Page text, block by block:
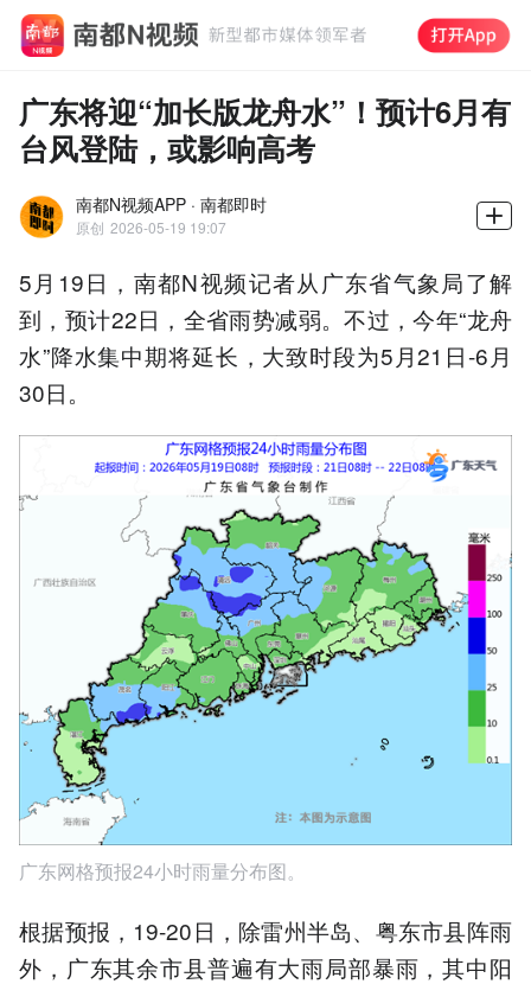
广东将迎“加长版龙舟水”！预计6月有
台风登陆，或影响高考
南都N视频APP · 南都即时
原创 2026-05-19 19:07
5月19日，南都N视频记者从广东省气象局了解
到，预计22日，全省雨势减弱。不过，今年“龙舟
水”降水集中期将延长，大致时段为5月21日-6月
30日。
广东网格预报24小时雨量分布图。
根据预报，19-20日，除雷州半岛、粤东市县阵雨
外，广东其余市县普遍有大雨局部暴雨，其中阳